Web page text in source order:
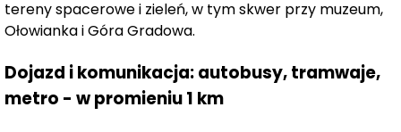
strefę relaksu, salę klubową oraz przestrzeń do co-
workingu i gabinet.Dodatkowo,
wygodę codziennego życia.
tereny spacerowe i zieleń, w tym skwer przy muzeum,
Ołowianka i Góra Gradowa.
Dojazd i komunikacja: autobusy, tramwaje,
metro - w promieniu 1 km